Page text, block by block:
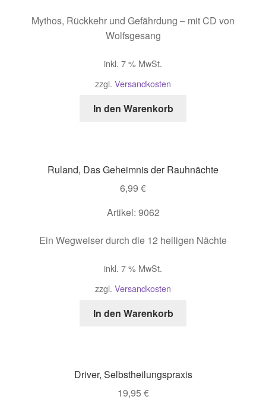
Mythos, Rückkehr und Gefährdung – mit CD von
Wolfsgesang
inkl. 7 % MwSt.
zzgl. Versandkosten
In den Warenkorb
Ruland, Das Geheimnis der Rauhnächte
6,99 €
Artikel: 9062
Ein Wegweiser durch die 12 heiligen Nächte
inkl. 7 % MwSt.
zzgl. Versandkosten
In den Warenkorb
Driver, Selbstheilungspraxis
19,95 €